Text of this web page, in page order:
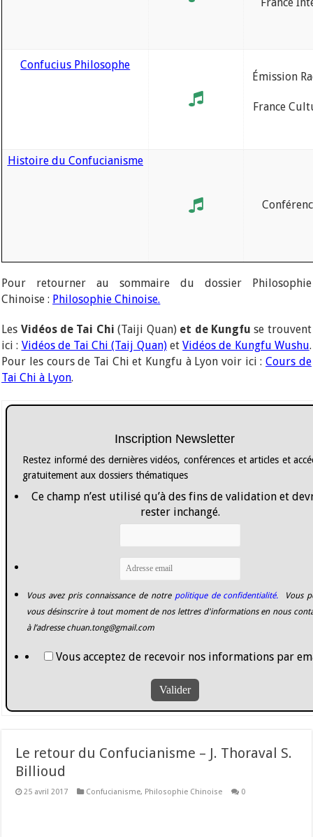
Confucius Philosophe
Émission
France
Histoire du Confucianisme
Pour retourner au sommaire du dossier Philosophie
Chinoise : Philosophie Chinoise.
Les Vidéos de Tai Chi (Taiji Quan) et de Kungfu se trouvent
ici : Vidéos de Tai Chi (Taij Quan)etVidéos de Kungfu Wushu.
Pour les cours de Tai Chi et Kungfu à Lyon voir ici :Cours de
Tai Chi à Lyon.
Inscription Newsletter
Restez informé des dernières vidéos, conférences et articles et
gratuitement aux dossiers thématiques
Ce champ n’est utilisé qu’à des fins de validation et
rester inchangé.
Vous avez pris connaissance de notrepolitique de confidentialité.
Vous
vous désinscrire à tout moment de nos lettres d'informations en nous
à l’adresse chuan.tong@gmail.com
Vous acceptez de recevoir nos informations par
Le retour du Confucianisme – J. Thoraval S.
Billioud
25 avril 2017 Confucianisme, Philosophie Chinoise 0